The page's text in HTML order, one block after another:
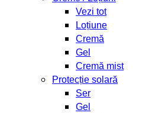
Vezi tot
Loțiune
Cremă
Gel
Cremă mist
Protecție solară
Ser
Gel